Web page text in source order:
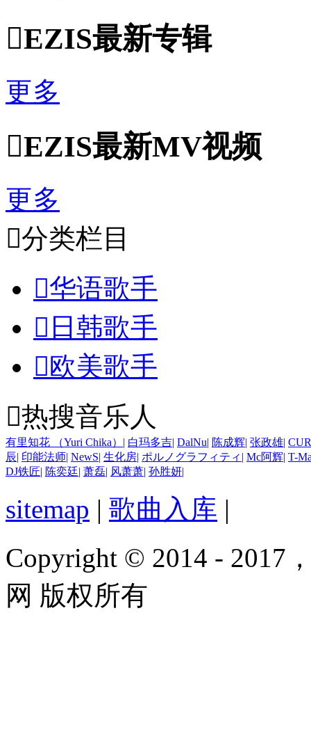
EZIS最新专辑
更多
EZIS最新MV视频
更多
分类栏目
华语歌手
 日韩歌手
欧美歌手
热搜音乐人
有里知花 （Yuri Chika） | 白玛多吉| DalNu| 陈成辉| 张政雄|
辰| 印能法师| NewS| 生化房| ポルノグラフィティ | Mc阿辉| T-
DJ铁匠| 陈奕廷| 萧磊| 风萧萧| 孙胜妍|
sitemap | 歌曲入库 |
Copyright © 2014 - 2017
网 版权所有